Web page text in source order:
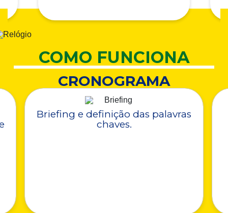
COMO FUNCIONA
CRONOGRAMA
Briefing e definição das palavras
chaves.